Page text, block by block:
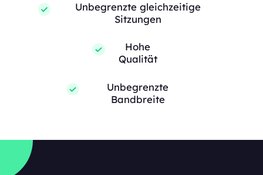
Unbegrenzte gleichzeitige
Sitzungen
Hohe
Qualität
Unbegrenzte
Bandbreite